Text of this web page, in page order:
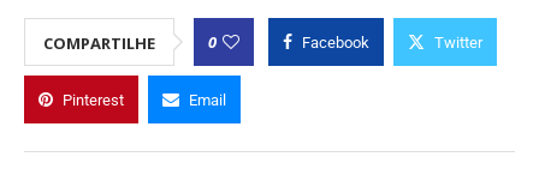
COMPARTILHE 0 Facebook Twitter
Pinterest Email